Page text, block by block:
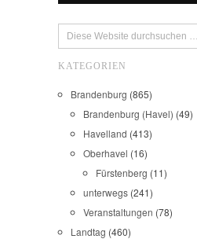
KATEGORIEN
Brandenburg (865)
Brandenburg (Havel) (49)
Havelland (413)
Oberhavel (16)
Fürstenberg (11)
unterwegs (241)
Veranstaltungen (78)
Landtag (460)